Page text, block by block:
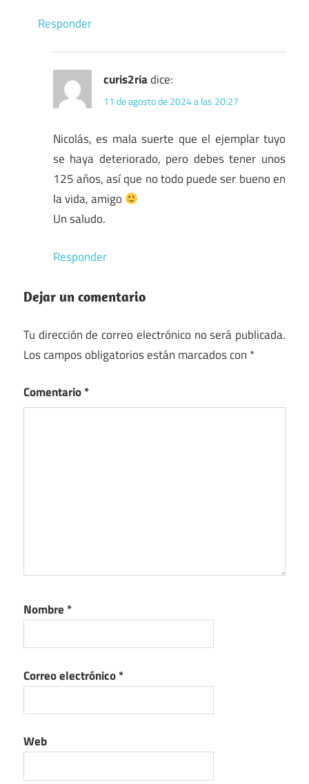
Responder
curis2riadice:
11 de agosto de 2024 a las 20:27
Nicolás, es mala suerte que el ejemplar tuyo
se haya deteriorado, pero debes tener unos
125 años, así que no todo puede ser bueno en
la vida, amigo
Un saludo.
Responder
Dejar un comentario
Tu dirección de correo electrónico no será publicada.
Los campos obligatorios están marcados con *
Comentario*
Nombre *
Correo electrónico*
Web